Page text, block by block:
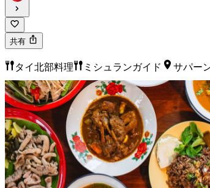
共有
タイ北部料理 ミシュランガイド サパー